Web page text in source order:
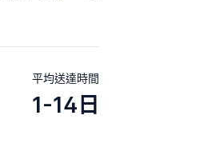
平均送達時間
1-14日